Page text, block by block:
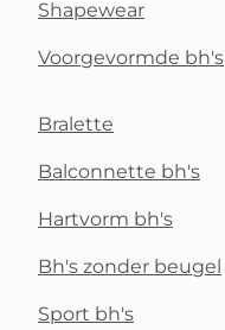
Shapewear
Voorgevormde bh's
Bralette
Balconnette bh's
Hartvorm bh's
Bh's zonder beugel
Sport bh's